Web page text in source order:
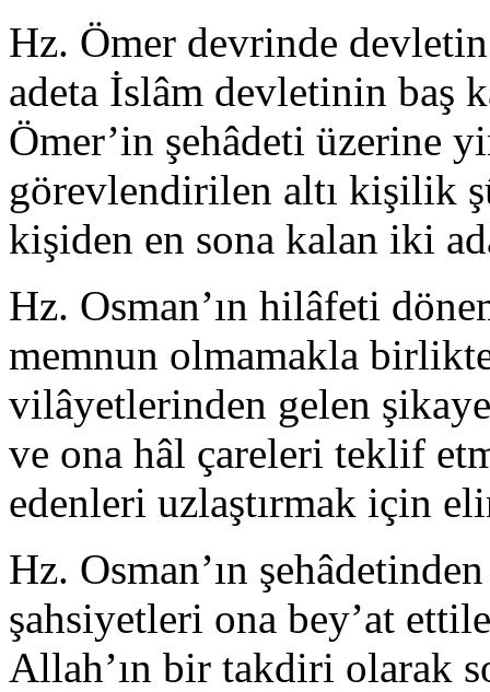
Hz. Ömer devrinde
adeta İslâm devletinin baş
Ömer’in şehâdeti üzerine
görevlendirilen altı kişilik
kişiden en sona kalan iki
Hz. Osman’ın hilâfeti
memnun olmamakla
vilâyetlerinden gelen
ve ona hâl çareleri teklif
edenleri uzlaştırmak için
Hz. Osman’ın
şahsiyetleri ona bey’at
Allah’ın bir takdiri olarak